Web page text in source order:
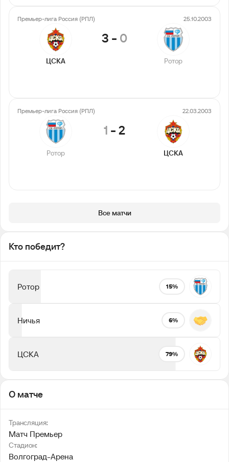
Премьер-лига Россия (РПЛ) 25.10.2003
ЦСКА
3 - 0
Ротор
Премьер-лига Россия (РПЛ) 22.03.2003
Ротор
1 -2
ЦСКА
Все матчи
Кто победит?
Ротор 15%
Ничья 6%
ЦСКА 79%
О матче
Трансляция:
Матч Премьер
Стадион:
Волгоград-Арена